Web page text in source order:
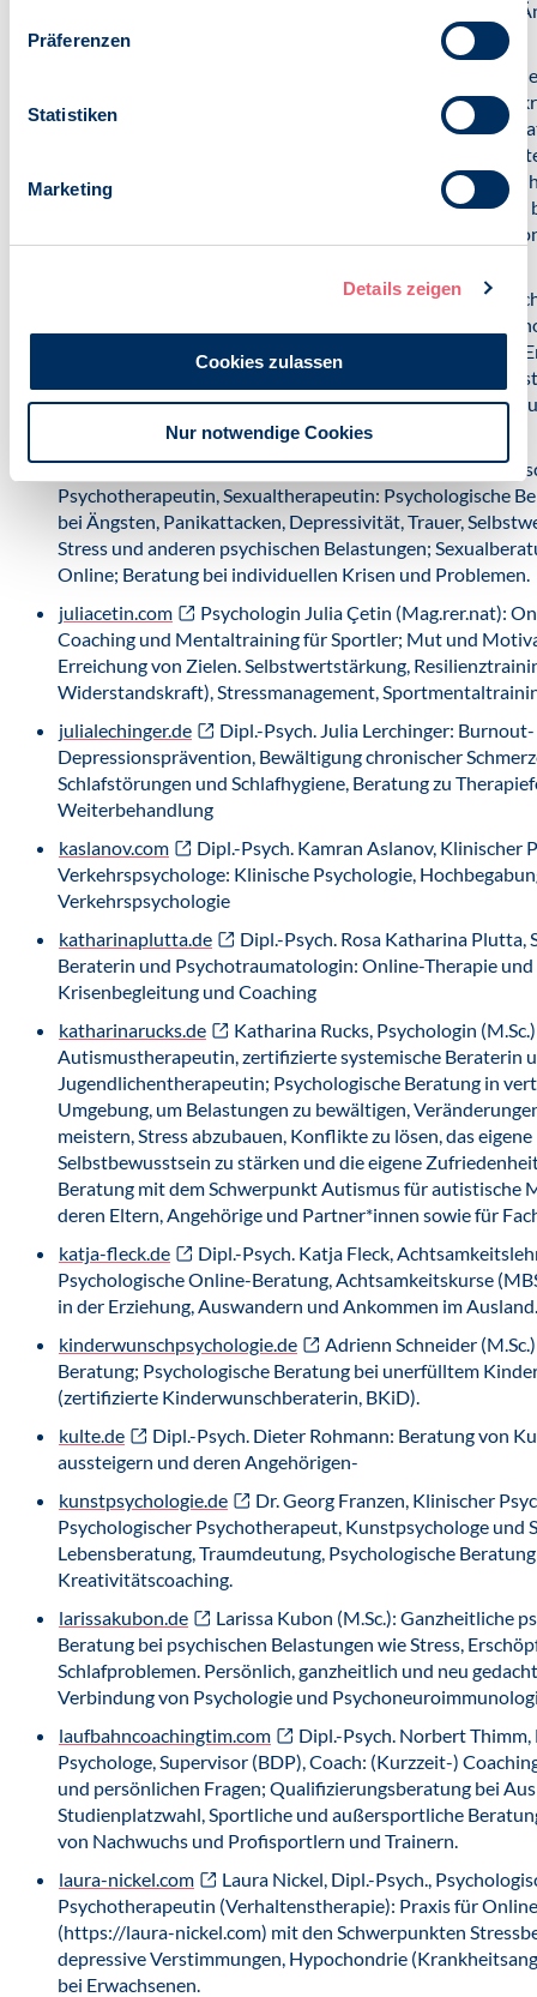
Präferenzen
Statistiken
Marketing
Details zeigen
Cookies zulassen
Nur notwendige Cookies
Regina Farias: Essstörung, Partnerschaft und Sexualität,
Phobien, Zwänge.
Isabella Teresa Saul (M.Sc.):
Klinische Psychologie und Entwicklungspsychologie),
Ersthelfer Instruktorin, Systemische Therapeutin und
(DGSF); Meine Leistungen: Psychologische Beratung,
Beratung, MHFA Ersthelfer-Kurse für Psychische
Krisenintervention. Meine Schwerpunkte: Unterstützung
auch beruflichen Herausforderungen (Themen:
Isabelle Hennig (M.Sc.):
Psychotherapeutin (Kognitive Verhaltenstherapie):
Online-Beratung für Eltern von Kindern mit psychischen
(u.a. Angststörungen, Depression, Essstörungen,
Unterstützung der Selbstfürsorge; Stärkung von
im Umgang mit Stress.
jana-wunder.de
Psychologin Jana Wunder,
Psychotherapeutin, Sexualtherapeutin: Psychologische
bei Ängsten, Panikattacken, Depressivität, Trauer,
Stress und anderen psychischen Belastungen;
Online; Beratung bei individuellen Krisen und Problemen.
juliacetin.com
Psychologin Julia Çetin (Mag.rer.nat):
Coaching und Mentaltraining für Sportler; Mut und
Erreichung von Zielen. Selbstwertstärkung,
Widerstandskraft), Stressmanagement,
julialechinger.de
Dipl.-Psych. Julia Lerchinger:
Depressionsprävention, Bewältigung chronischer
Schlafstörungen und Schlafhygiene, Beratung zu
Weiterbehandlung
kaslanov.com
Dipl.-Psych. Kamran Aslanov, Klinischer
Verkehrspsychologe: Klinische Psychologie,
Verkehrspsychologie
katharinaplutta.de
Dipl.-Psych. Rosa Katharina Plutta,
Beraterin und Psychotraumatologin: Online-Therapie
Krisenbegleitung und Coaching
katharinarucks.de
Katharina Rucks, Psychologin
Autismustherapeutin, zertifizierte systemische Beraterin
Jugendlichentherapeutin; Psychologische Beratung in
Umgebung, um Belastungen zu bewältigen,
meistern, Stress abzubauen, Konflikte zu lösen, das eigene
Selbstbewusstsein zu stärken und die eigene
Beratung mit dem Schwerpunkt Autismus für autistische
deren Eltern, Angehörige und Partner*innen sowie für
katja-fleck.de
Dipl.-Psych. Katja Fleck,
Psychologische Online-Beratung, Achtsamkeitskurse
in der Erziehung, Auswandern und Ankommen im Ausland.
kinderwunschpsychologie.de
Adrienn Schneider
Beratung; Psychologische Beratung bei unerfülltem
(zertifizierte Kinderwunschberaterin, BKiD).
kulte.de
Dipl.-Psych. Dieter Rohmann: Beratung von
aussteigern und deren Angehörigen-
kunstpsychologie.de
Dr. Georg Franzen, Klinischer
Psychologischer Psychotherapeut, Kunstpsychologe und
Lebensberatung, Traumdeutung, Psychologische
Kreativitätscoaching.
larissakubon.de
Larissa Kubon (M.Sc.): Ganzheitliche
Beratung bei psychischen Belastungen wie Stress,
Schlafproblemen. Persönlich, ganzheitlich und neu
Verbindung von Psychologie und
laufbahncoachingtim.com
Dipl.-Psych. Norbert
Psychologe, Supervisor (BDP), Coach: (Kurzzeit-)
und persönlichen Fragen; Qualifizierungsberatung bei
Studienplatzwahl, Sportliche und außersportliche
von Nachwuchs und Profisportlern und Trainern.
laura-nickel.com
Laura Nickel, Dipl.-Psych.,
Psychotherapeutin (Verhaltenstherapie): Praxis für
(https://laura-nickel.com) mit den Schwerpunkten
depressive Verstimmungen, Hypochondrie
bei Erwachsenen.